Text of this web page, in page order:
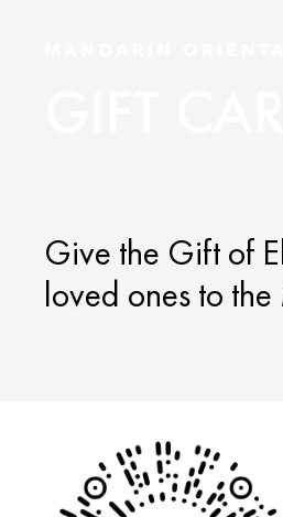
GIFT
Give the Gift of
loved ones to